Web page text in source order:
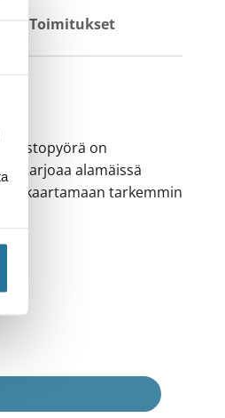
on
tarjoaa alamäissä
kaartamaan tarkemmin
Toimitukset